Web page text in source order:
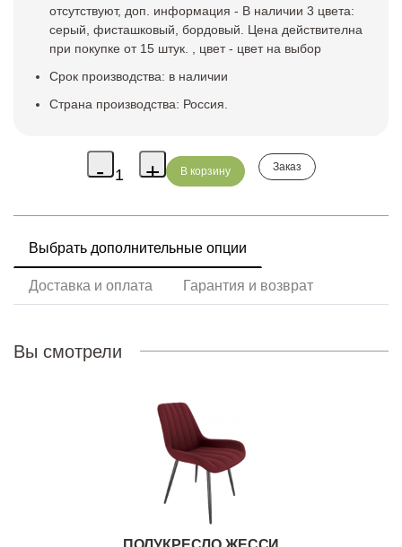
отсутствуют, доп. информация - В наличии 3 цвета:
серый, фисташковый, бордовый. Цена действителна
при покупке от 15 штук. , цвет - цвет на выбор
Срок производства: в наличии
Страна производства: Россия.
Заказ
Выбрать дополнительные опции
Доставка и оплата Гарантия и возврат
Вы смотрели